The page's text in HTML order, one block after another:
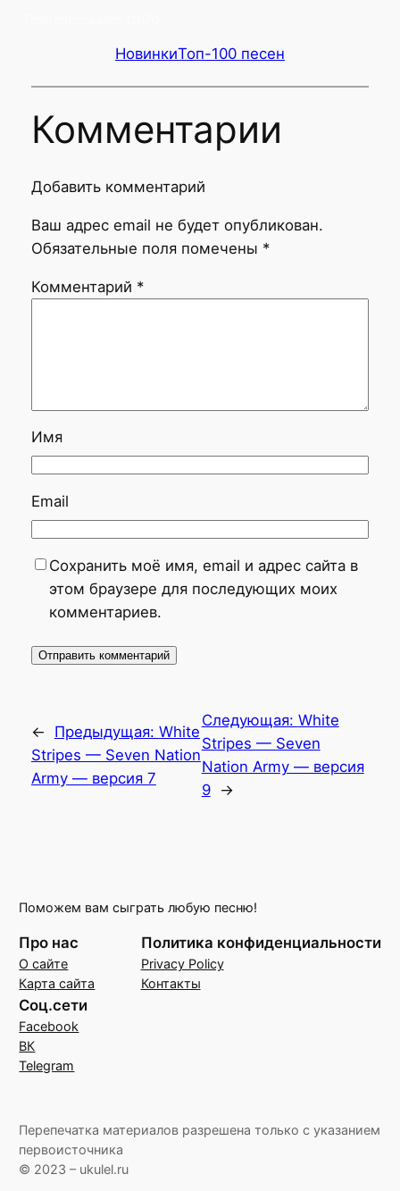
НовинкиТоп-100 песен
Комментарии
Добавить комментарий
Ваш адрес email не будет опубликован.
Обязательные поля помечены *
Комментарий *
Имя
Email
Сохранить моё имя, email и адрес сайта в
этом браузере для последующих моих
комментариев.
← Предыдущая: White
Stripes — Seven Nation
Army — версия 7
Следующая: White
Stripes — Seven
Nation Army — версия
9
→
Поможем вам сыграть любую песню!
Про нас
О сайте
Карта сайта
Политика конфиденциальности
Privacy Policy
Контакты
Соц.сети
Facebook
ВК
Telegram
Перепечатка материалов разрешена только с указанием
первоисточника
© 2023 – ukulel.ru